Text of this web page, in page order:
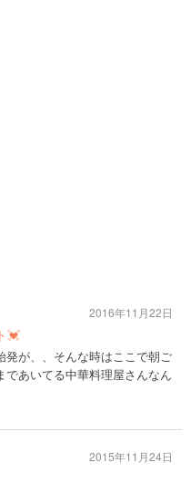
💓
発が、、そんな時はここで朝ご
あいてる中華料理屋さんなん
2016年11月22日
2015年11月24日